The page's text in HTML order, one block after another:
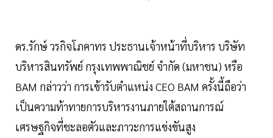
ดร.รักษ์ วรกิจโภคาทร ประธานเจ้าหน้าที่บริหาร บริษัท
บริหารสินทรัพย์ กรุงเทพพาณิชย์ จำกัด (มหาชน) หรือ
BAM กล่าวว่า การเข้ารับตำแหน่ง CEO BAM ครั้งนี้ถือว่า
เป็นความท้าทายการบริหารงานภายใต้สถานการณ์
เศรษฐกิจที่ชะลอตัวและภาวะการแข่งขันสูง